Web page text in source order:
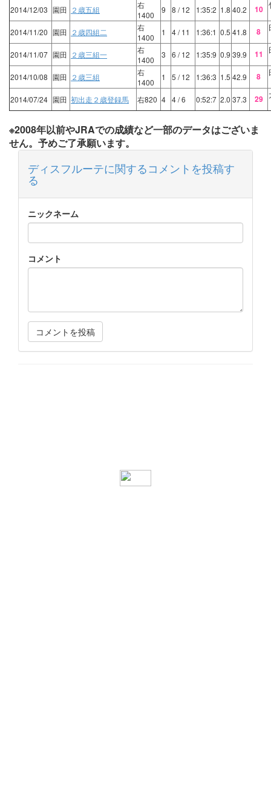
2014/12/03 園田 ２歳五組
右
1400
9 8 / 12 1:35:2 1.8 40.2 10
2014/11/20 園田 ２歳四組二
右
1400
1 4/ 11 1:36:1 0.5 41.8 8
2014/11/07 園田 ２歳三組一
右
1400
3 6 / 12 1:35:9 0.9 39.9 11
2014/10/08 園田 ２歳三組
右
1400
1 5 / 12 1:36:3 1.5 42.9 8
2014/07/24 園田 初出走２歳登録馬 右820 4 4/ 6 0:52:7 2.0 37.3 29
※2008年以前やJRAでの成績など一部のデータはございま
せん。予めご了承願います。
ディスフルーテに関するコメントを投稿す
る
ニックネーム
コメント